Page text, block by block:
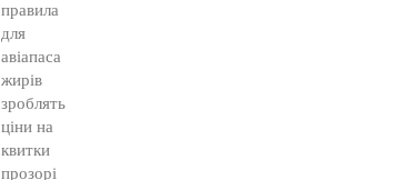
правила
для
авіапаса
жирів
зроблять
ціни на
квитки
прозорі